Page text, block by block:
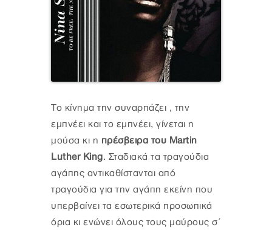
Το κίνημα την συναρπάζει , την
εμπνέει και το εμπνέει, γίνεται η
μούσα κι η πρέσβειρα του Martin
Luther King. Σταδιακά τα τραγούδια
αγάπης αντικαθίστανται από
τραγούδια για την αγάπη εκείνη που
υπερβαίνει τα εσωτερικά προσωπικά
όρια κι ενώνει όλους τους μαύρους σ΄